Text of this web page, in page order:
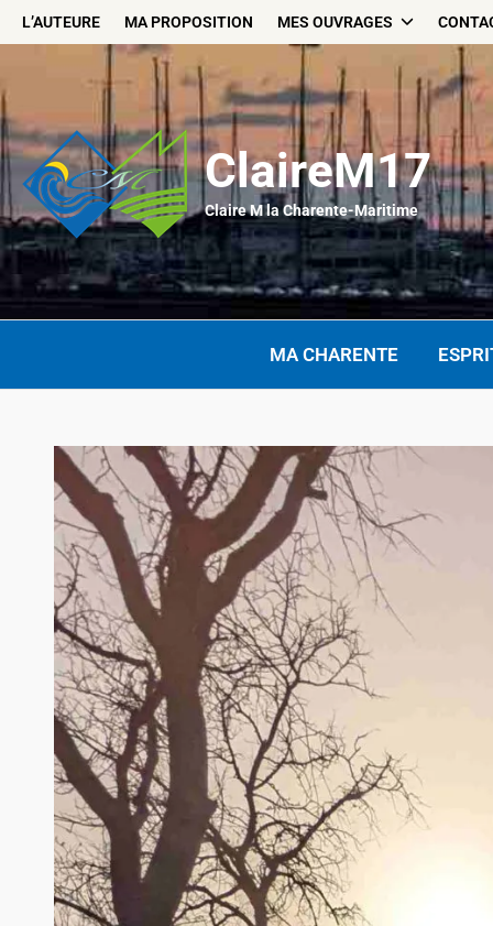
SkipL’AUTEURE MA PROPOSITION MES OUVRAGES
ClaireM17
Claire M la Charente-Maritime
MA CHARENTE